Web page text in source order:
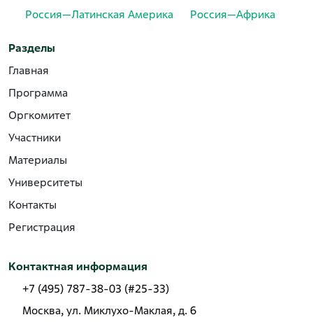
Россия—Латинская Америка
Россия—Африка
Разделы
Главная
Программа
Оргкомитет
Участники
Материалы
Университеты
Контакты
Регистрация
Контактная информация
+7 (495) 787-38-03 (#25-33)
Москва, ул. Миклухо-Маклая, д. 6